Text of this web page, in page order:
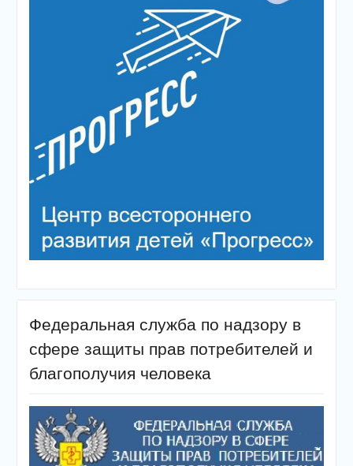
Федеральная служба по надзору в
сфере защиты прав потребителей и
благополучия человека